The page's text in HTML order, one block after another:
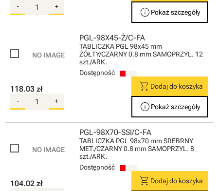
- + info Pokaż szczegóły
PGL-98X45-Ż/C-FA
TABLICZKA PGL 98x45 mm
ŻÓŁTY/CZARNY 0.8 mm SAMOPRZYL. 12
szt./ARK.
Dostępność
118.03 zł
- +
shopping_cart Dodaj do koszyka
info Pokaż szczegóły
PGL-98X70-SSI/C-FA
TABLICZKA PGL 98x70 mm SREBRNY
MET./CZARNY 0.8 mm SAMOPRZYL. 8
szt./ARK.
Dostępność
104.02 zł shopping_cart Dodaj do koszyka